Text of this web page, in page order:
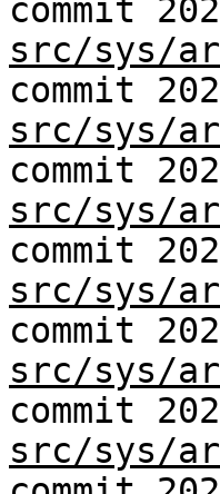
commit
src/sys/
commit
src/sys/
commit
src/sys/
commit
src/sys/
commit
src/sys/
commit
src/sys/